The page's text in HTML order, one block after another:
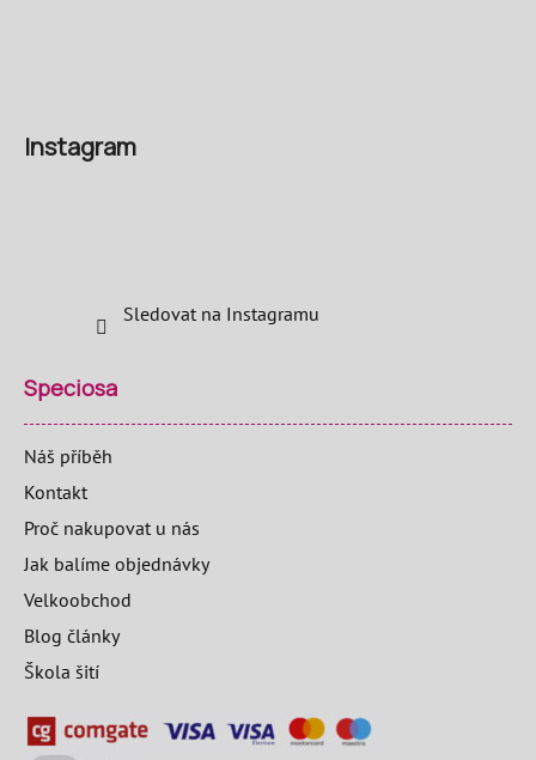
Instagram
Sledovat na Instagramu
Speciosa
Náš příběh
Kontakt
Proč nakupovat u nás
Jak balíme objednávky
Velkoobchod
Blog články
Škola šití